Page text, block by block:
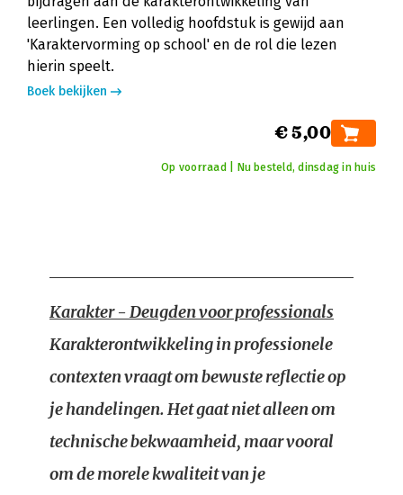
leerlingen. Een volledig hoofdstuk is gewijd aan
'Karaktervorming op school' en de rol die lezen
hierin speelt.
Boek bekijken
€ 5,00
Op voorraad | Nu besteld, dinsdag in huis
Karakter - Deugden voor professionals
Karakterontwikkeling in professionele
contexten vraagt om bewuste reflectie op
je handelingen. Het gaat niet alleen om
technische bekwaamheid, maar vooral
om de morele kwaliteit van je